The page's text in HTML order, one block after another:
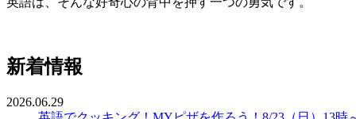
新着情報
2026.06.29